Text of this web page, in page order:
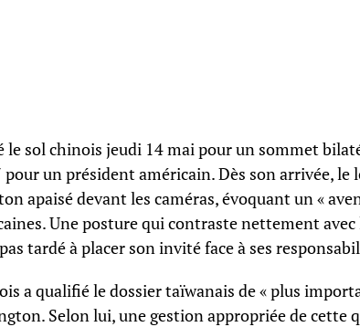
le sol chinois jeudi 14 mai pour un sommet
pour un président américain. Dès son arrivée, le
apaisé devant les caméras, évoquant un «
Une posture qui contraste nettement avec
tardé à placer son invité face à ses
a qualifié le dossier taïwanais de « plus
Selon lui, une gestion appropriée de cette